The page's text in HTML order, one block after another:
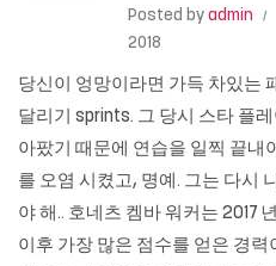
Posted by admin
2018
당신이 엉망이라면 가득 차있는
달리기 sprints. 그 당시 스타 플
아팠기 때문에 연습을 일찍 끝내
를 오염 시켰고, 명예. 그는 다시
야 해.. 호네츠 켐바 워커는 2017
이후 가장 많은 점수를 얻은 경력